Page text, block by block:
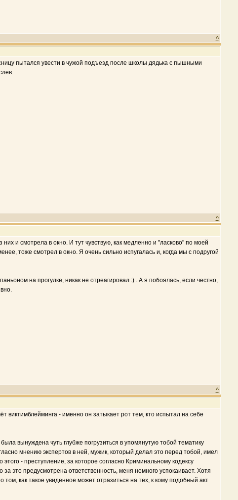
^
пытался увести в чужой подъезд после школы дядька с пышными
^
и смотрела в окно. И тут чувствую, как медленно и "ласково" по моей
тоже смотрел в окно. Я очень сильно испугалась и, когда мы с подругой
на прогулке, никак не отреагировал :) . А я побоялась, если честно,
^
виктимблейминга - именно он затыкает рот тем, кто испытал на себе
вынуждена чуть глубже погрузиться в упомянутую тобой тематику
мнению экспертов в ней, мужик, который делал это перед тобой, имел
- преступление, за которое согласно Криминальному кодексу
это предусмотрена ответственность, меня немного успокаивает. Хотя
как такое увиденное может отразиться на тех, к кому подобный акт